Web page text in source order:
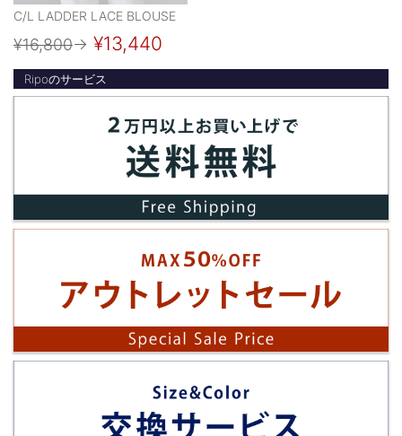
C/L LADDER LACE BLOUSE
¥16,800→ ¥13,440
Ripoのサービス